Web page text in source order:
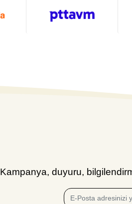
Kampanya, duyuru,